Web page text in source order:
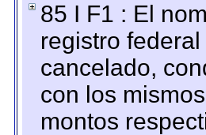
85 I F1 : El
registro
cancelado,
con los
montos